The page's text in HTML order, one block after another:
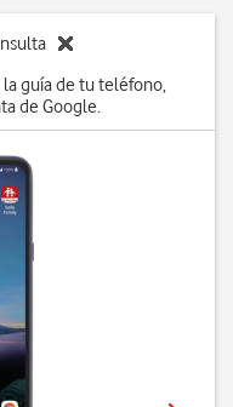
guía de tu teléfono,
de Google.